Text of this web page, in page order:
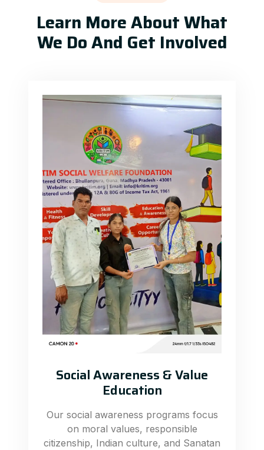
Learn More About What
We Do And Get Involved
Social Awareness & Value
Education
Our social awareness programs focus
on moral values, responsible
citizenship, Indian culture, and Sanatan